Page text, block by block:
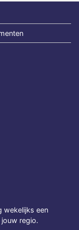
wekelijks een
regio.